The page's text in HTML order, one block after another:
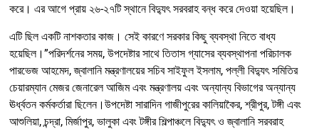
করে। এর আগে প্রায় ২৬-২৭টি স্থানে বিদ্যুৎ সরবরাহ বন্ধ করে দেওয়া হয়েছিল।
এটি ছিল একটি নাশকতার কাজ। সেই কারণে সরকার কিছু ব্যবস্থা নিতে বাধ্য
হয়েছিল।”পরিদর্শনের সময়, উপদেষ্টার সাথে তিতাস গ্যাসের ব্যবস্থাপনা পরিচালক
পারভেজ আহমেদ, জ্বালানি মন্ত্রণালয়ের সচিব সাইফুল ইসলাম, পল্লী বিদ্যুৎ সমিতির
চেয়ারম্যান মেজর জেনারেল আজিম এবং মন্ত্রণালয় এবং অন্যান্য বিভাগের অন্যান্য
ঊর্ধ্বতন কর্মকর্তারা ছিলেন।উপদেষ্টা সারাদিন গাজীপুরের কালিয়াকৈর, শ্রীপুর, টঙ্গী এবং
আশুলিয়া, চন্দ্রা, মির্জাপুর, ভালুকা এবং টঙ্গীর শিল্পাঞ্চলে বিদ্যুৎ ও জ্বালানি সরবরাহ